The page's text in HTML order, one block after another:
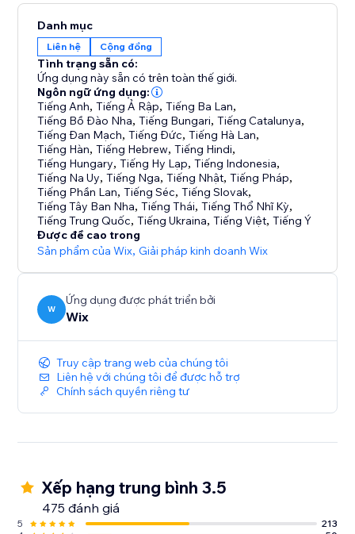
Danh mục
Liên hệ Cộng đồng
Tình trạng sẵn có:
Ứng dụng này sẵn có trên toàn thế giới.
Ngôn ngữ ứng dụng:
Tiếng Anh,Tiếng Ả Rập,Tiếng Ba Lan,
Tiếng Bồ Đào Nha,Tiếng Bungari,Tiếng Catalunya,
Tiếng Đan Mạch,Tiếng Đức,Tiếng Hà Lan,
Tiếng Hàn,Tiếng Hebrew,Tiếng Hindi,
Tiếng Hungary,Tiếng Hy Lạp,Tiếng Indonesia,
Tiếng Na Uy,Tiếng Nga,Tiếng Nhật,Tiếng Pháp,
Tiếng Phần Lan,Tiếng Séc,Tiếng Slovak,
Tiếng Tây Ban Nha,Tiếng Thái,Tiếng Thổ Nhĩ Kỳ,
Tiếng Trung Quốc,Tiếng Ukraina,Tiếng Việt,Tiếng Ý
Được đề cao trong
Sản phẩm của Wix,Giải pháp kinh doanh Wix
W
Ứng dụng được phát triển bởi
Wix
Truy cập trang web của chúng tôi
Liên hệ với chúng tôi để được hỗ trợ
Chính sách quyền riêng tư
Xếp hạng trung bình 3.5
475 đánh giá
5
213